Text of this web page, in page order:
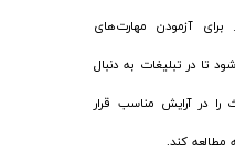
برای آزمودن مهارت‌های
تا در تبلیغات به دنبال
در آرایش مناسب قرار
مطالعه کند.